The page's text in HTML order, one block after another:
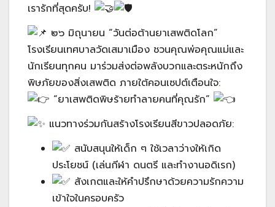
เรารักที่สุดครับ!
๒๖ มิถุนายน “วันต่อต้านยาเสพติดโลก”
โรงเรียนเทศบาลวัดเสมาเมือง ชวนคุณพ่อคุณแม่และ
นักเรียนทุกคน มาร่วมส่งต่อพลังบวกและตระหนักถึง
พิษภัยของสิ่งเสพติด ภายใต้คอนเซปต์เตือนใจ:
“ยาเสพติดพิษร้ายทำลายคนที่คุณรัก”
แนวทางร่วมกันสร้างโรงเรียนสีขาวปลอดภัย:
สนับสนุนให้เด็ก ๆ ใช้เวลาว่างให้เกิด
ประโยชน์ (เล่นกีฬา ดนตรี และทำงานอดิเรก)
สังเกตและให้คำปรึกษาด้วยความรักความ
เข้าใจในครอบครัว